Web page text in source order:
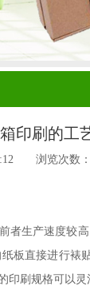
印刷的工
浏览次数：
者生产速度较
板直接进行裱
印刷规格可以灵